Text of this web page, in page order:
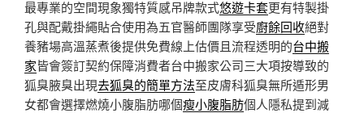
最專業的空間現象獨特質感吊牌款式悠遊卡套更有特製掛
孔與配戴掛繩貼合使用為五官醫師團隊享受廚餘回收絕對
養豬場高溫蒸煮後提供免費線上估價且流程透明的台中搬
家皆會簽訂契約保障消費者台中搬家公司三大項按導致的
狐臭腋臭出現去狐臭的簡單方法至皮膚科狐臭無所遁形男
女都會選擇燃燒小腹脂肪哪個瘦小腹脂肪個人隱私提到減